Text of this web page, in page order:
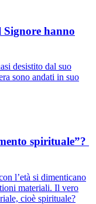
Signore hanno
desistito dal suo
sono andati in suo
spirituale”?
l’età si dimenticano
materiali. Il vero
cioè spirituale?